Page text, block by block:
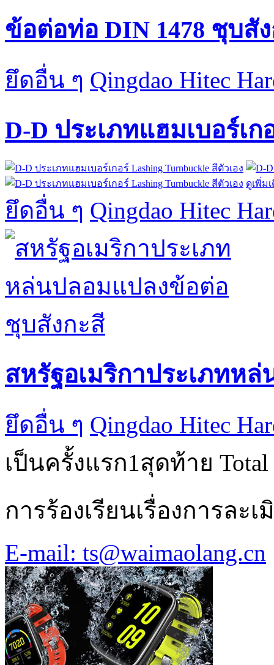
ข้อต่อท่อ DIN 1478 ชุบสั
ยึดอื่น ๆ Qingdao Hitec
D-D ประเภทแฮมเบอร์เก
ดูเพิ่ม
ยึดอื่น ๆ Qingdao Hitec
สหรัฐอเมริกาประเภทห
ยึดอื่น ๆ Qingdao Hitec
เป็นครั้งแรก1สุดท้าย
การร้องเรียนเรื่องการละเ
E-mail: ts@waimaolang.cn